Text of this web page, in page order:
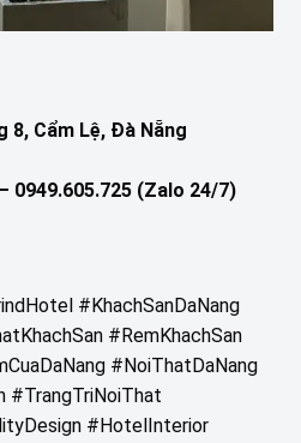
8, Cẩm Lệ, Đà Nẵng
0949.605.725 (Zalo 24/7)
#KhachSanDaNang
#RemKhachSan
#NoiThatDaNang
#TrangTriNoiThat
#HotelInterior